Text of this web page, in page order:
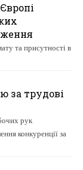
та присутності в
за трудові
рук
конкуренції за